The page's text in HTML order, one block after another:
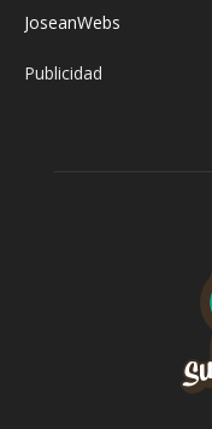
JoseanWebs
Publicidad